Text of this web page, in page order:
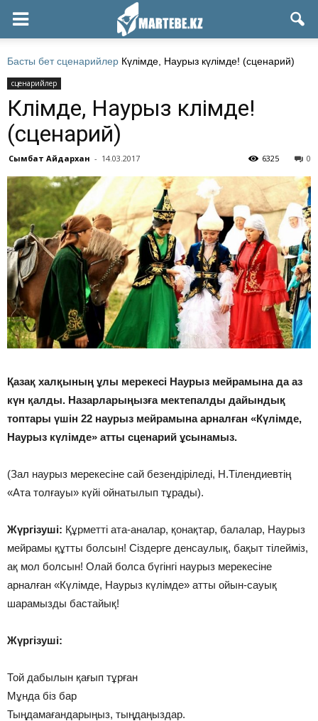
Басты бет сценарийлер Күлімде, Наурыз күлімде! (сценарий)
сценарийлер
Күлімде, Наурыз күлімде!
(сценарий)
Сымбат Айдархан - 14.03.2017 0
6325
Қазақ халқының ұлы мерекесі Наурыз мейрамына да аз
күн қалды. Назарларыңызға мектепалды дайындық
топтары үшін 22 наурыз мейрамына арналған «Күлімде,
Наурыз күлімде» атты сценарий ұсынамыз.
(Зал наурыз мерекесіне сай безендіріледі, Н.Тілендиевтің
«Ата толғауы» күйі ойнатылып тұрады).
Жүргізуші: Құрметті ата-аналар, қонақтар, балалар, Наурыз
мейрамы құтты болсын! Сіздерге денсаулық, бақыт тілейміз,
ақ мол болсын! Олай болса бүгінгі наурыз мерекесіне
арналған «Күлімде, Наурыз күлімде» атты ойын-сауық
шарамызды бастайық!
Жүргізуші:
Той дабылын қағып тұрған
Мұнда біз бар
Тыңдамағандарыңыз, тыңдаңыздар.